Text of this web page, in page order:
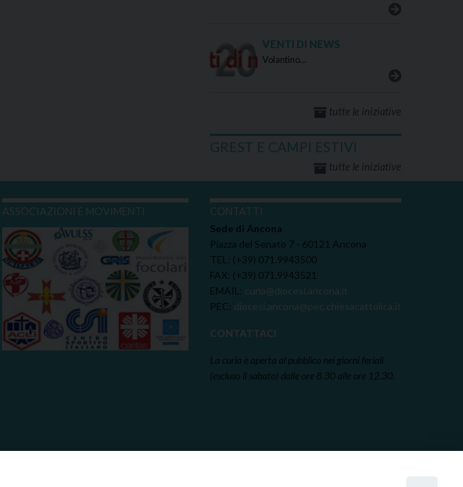
VENTI DI NEWS
Volantino…
tutte le iniziative
GREST E CAMPI ESTIVI
tutte le iniziative
ASSOCIAZIONI E MOVIMENTI
CONTATTI
Sede di Ancona
Piazza del Senato 7 - 60121 Ancona
TEL: (+39) 071.9943500
FAX: (+39) 071.9943521
EMAIL: curia@diocesi.ancona.it
PEC: diocesi.ancona@pec.chiesacattolica.it
CONTATTACI
La curia è aperta al pubblico nei giorni feriali
(escluso il sabato) dalle ore 8.30 alle ore 12.30.